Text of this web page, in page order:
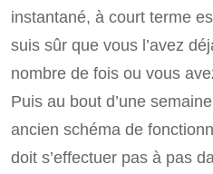
instantané, à court terme
suis sûr que vous l’avez
nombre de fois ou vous
Puis au bout d’une
ancien schéma de
doit s’effectuer pas à pas